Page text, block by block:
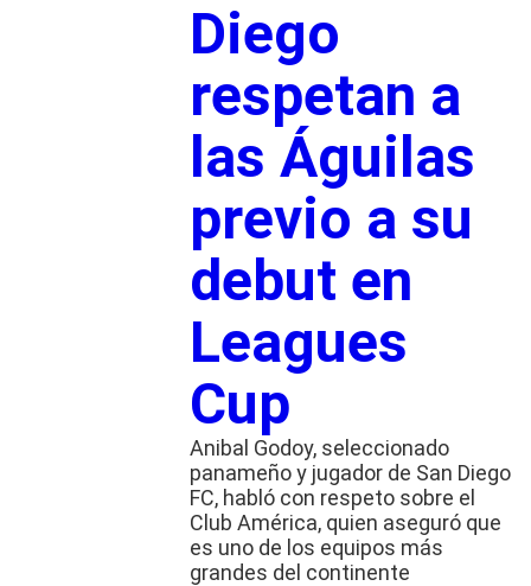
Diego
respetan a
las Águilas
previo a su
debut en
Leagues
Cup
Anibal Godoy, seleccionado
panameño y jugador de San Diego
FC, habló con respeto sobre el
Club América, quien aseguró que
es uno de los equipos más
grandes del continente